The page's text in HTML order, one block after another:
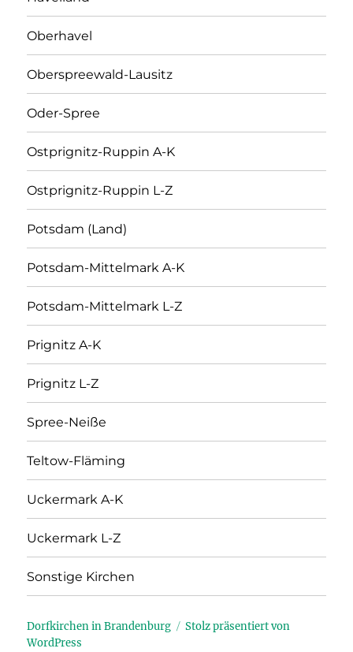
Oberhavel
Oberspreewald-Lausitz
Oder-Spree
Ostprignitz-Ruppin A-K
Ostprignitz-Ruppin L-Z
Potsdam (Land)
Potsdam-Mittelmark A-K
Potsdam-Mittelmark L-Z
Prignitz A-K
Prignitz L-Z
Spree-Neiße
Teltow-Fläming
Uckermark A-K
Uckermark L-Z
Sonstige Kirchen
Dorfkirchen in Brandenburg
Stolz präsentiert von
WordPress